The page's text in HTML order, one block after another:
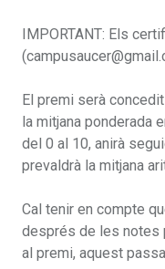
IMPORTANT: Els
El premi serà
la mitjana ponderada
del 0 al 10, anirà
prevaldrà la mitjana
Cal tenir en compte
després de les notes
al premi, aquest